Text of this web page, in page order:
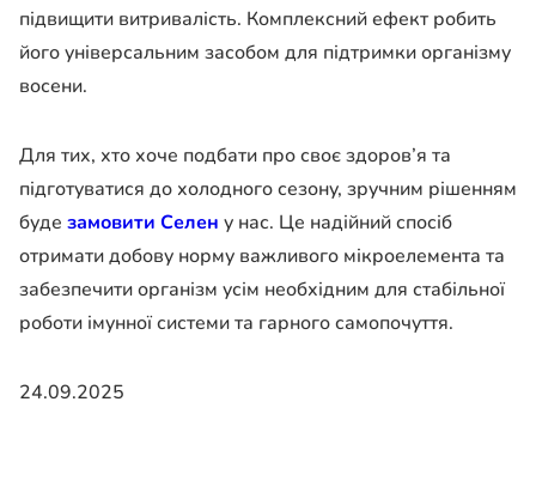
підвищити витривалість. Комплексний ефект робить
його універсальним засобом для підтримки організму
восени.
Для тих, хто хоче подбати про своє здоров’я та
підготуватися до холодного сезону, зручним рішенням
буде замовити Селен у нас. Це надійний спосіб
отримати добову норму важливого мікроелемента та
забезпечити організм усім необхідним для стабільної
роботи імунної системи та гарного самопочуття.
24.09.2025